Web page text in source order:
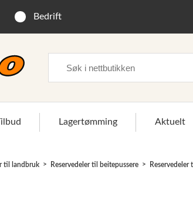
Bedrift
Lagertømming Aktuelt
til landbruk Reservedeler til beitepussere Reservedeler